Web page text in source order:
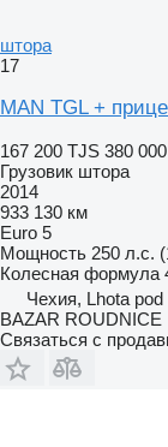
штора
17
MAN TGL +
167 200 TJS 380
Грузовик штора
2014
933 130 км
Euro 5
Мощность 250 л.с.
Колесная формула
Чехия, Lhota
BAZAR ROUDNICE
Связаться с